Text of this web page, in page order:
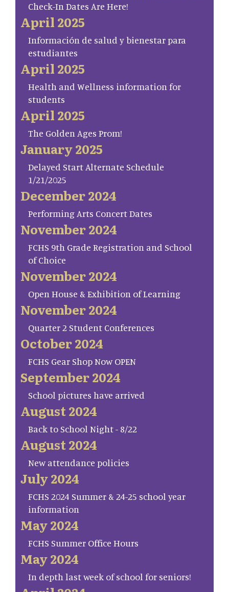
Check-In Dates Are Here!
April 2025
Información de salud y bienestar para
estudiantes
April 2025
Health and Wellness information for
students
April 2025
The Golden Ages Prom!
January 2025
Delayed Start Alternate Schedule
1/21/2025
December 2024
Performing Arts Concert Dates
November 2024
FCHS 9th Grade Registration and School
of Choice
November 2024
Open House & Exhibition of Learning
November 2024
Quarter 2 Student Conferences
October 2024
FCHS Gear Shop Now OPEN
September 2024
School pictures have arrived
August 2024
Back to School Night - 8/22
August 2024
New attendance policies
July 2024
FCHS 2024 Summer & 24-25 school year
information
May 2024
FCHS Summer Office Hours
May 2024
In depth last week of school for seniors!